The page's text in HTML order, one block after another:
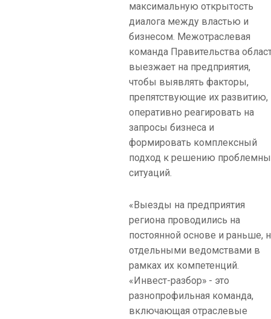
максимальную открытость
диалога между властью и
бизнесом. Межотраслевая
команда Правительства
выезжает на предприятия,
чтобы выявлять факторы,
препятствующие их развитию,
оперативно реагировать на
запросы бизнеса и
формировать комплексный
подход к решению
ситуаций.
«Выезды на предприятия
региона проводились на
постоянной основе и раньше,
отдельными ведомствами в
рамках их компетенций.
«Инвест-разбор» - это
разнопрофильная команда,
включающая отраслевые